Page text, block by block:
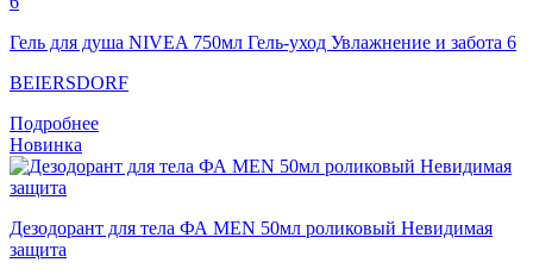
Гель для душа NIVEA 750мл Гель-уход Увлажнение и забота 6
BEIERSDORF
Подробнее
Новинка
Дезодорант для тела ФА MEN 50мл роликовый Невидимая
защита